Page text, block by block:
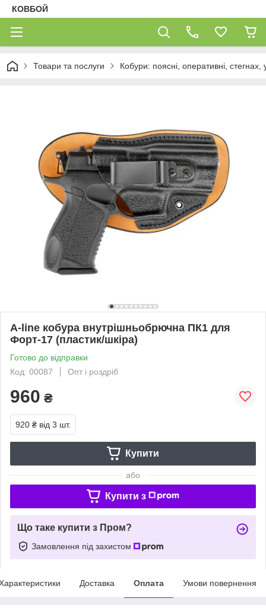
КОВБОЙ
Товари та послуги Кобури: поясні, оперативні, стегнах,
A-line кобура внутрішньобрючна ПК1 для
Форт-17 (пластик/шкіра)
Готово до відправки
Код: 00087
Опт і роздріб
960 ₴
920 ₴ від 3 шт.
Купити
або
Купити з
Що таке купити з Пром?
Замовлення під захистом
Доставка Оплата Умови повернення